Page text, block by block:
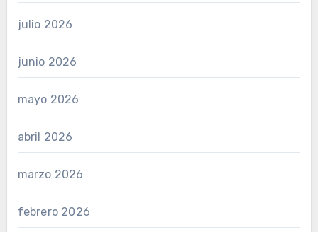
julio 2026
junio 2026
mayo 2026
abril 2026
marzo 2026
febrero 2026